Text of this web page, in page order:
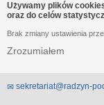
Używamy plików
oraz do celów
Brak zmiany ustawienia
Zrozumiałem
sekretariat@radzyn-